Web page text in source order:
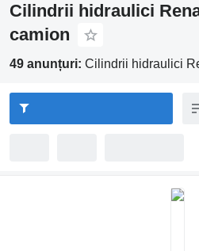
Cilindrii hidraulici
camion
49 anunțuri: Cilindrii hidraulici